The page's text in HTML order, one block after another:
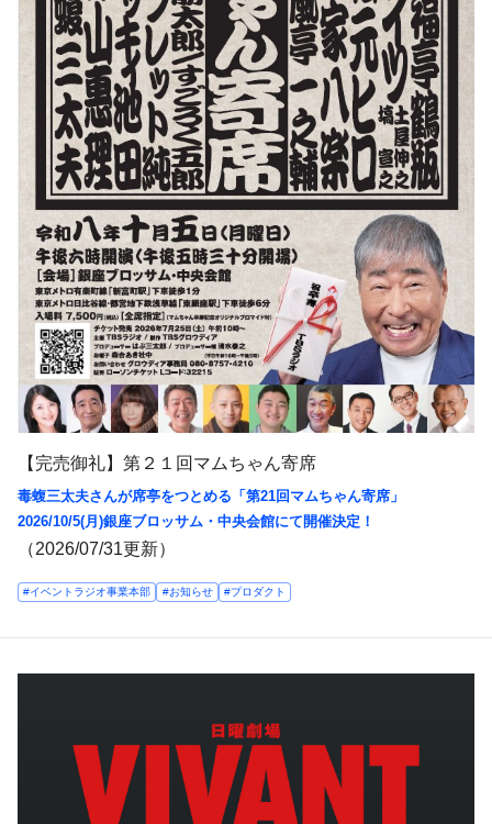
【完売御礼】第２１回マムちゃん寄席
毒蝮三太夫さんが席亭をつとめる「第21回マムちゃん寄席」
2026/10/5(月)銀座ブロッサム・中央会館にて開催決定！
（2026/07/31更新）
#イベントラジオ事業本部 #お知らせ #プロダクト